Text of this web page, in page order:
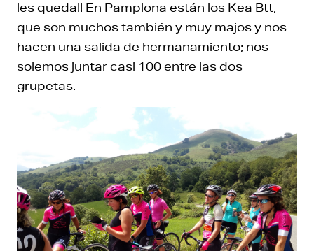
les queda!! En Pamplona están los Kea Btt,
que son muchos también y muy majos y nos
hacen una salida de hermanamiento; nos
solemos juntar casi 100 entre las dos
grupetas.